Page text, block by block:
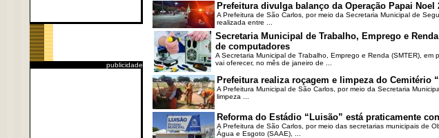
publicidade
Prefeitura divulga balanço da Operação Papai Noel
A Prefeitura de São Carlos, por meio da Secretaria Municipal de
realizada entre ...
Secretaria Municipal de Trabalho, Emprego e
de computadores
A Secretaria Municipal de Trabalho, Emprego e Renda (SMTER), em
vai oferecer, no mês de janeiro de ...
Prefeitura realiza roçagem e limpeza do Cemitério
A Prefeitura Municipal de São Carlos, por meio da Secretaria
limpeza ...
Reforma do Estádio “Luisão” está praticamente
A Prefeitura de São Carlos, por meio das secretarias municipais de
Água e Esgoto (SAAE), ...